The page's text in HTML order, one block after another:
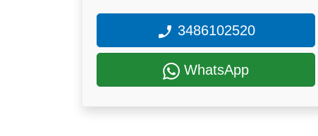
3486102520
WhatsApp